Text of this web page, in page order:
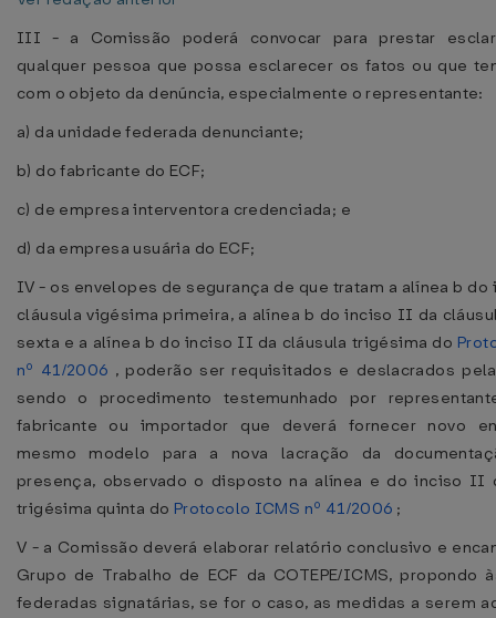
III - a Comissão poderá convocar para prestar
qualquer pessoa que possa esclarecer os fatos ou que
com o objeto da denúncia, especialmente o representante:
a) da unidade federada denunciante;
b) do fabricante do ECF;
c) de empresa interventora credenciada; e
d) da empresa usuária do ECF;
IV - os envelopes de segurança de que tratam a alínea b
cláusula vigésima primeira, a alínea b do inciso II da
sexta e a alínea b do inciso II da cláusula trigésima do
nº 41/2006 , poderão ser requisitados e deslacrados
sendo o procedimento testemunhado por
fabricante ou importador que deverá fornecer novo
mesmo modelo para a nova lacração da
presença, observado o disposto na alínea e do inciso II
trigésima quinta do Protocolo ICMS nº 41/2006 ;
V - a Comissão deverá elaborar relatório conclusivo e
Grupo de Trabalho de ECF da COTEPE/ICMS, propondo
federadas signatárias, se for o caso, as medidas a serem